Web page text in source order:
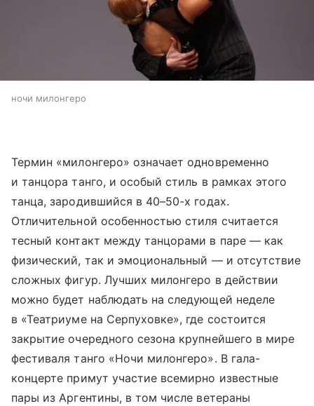
ночи милонгеро
Термин «милонгеро» означает одновременно
и танцора танго, и особый стиль в рамках этого
танца, зародившийся в 40–50-х годах.
Отличительной особенностью стиля считается
тесный контакт между танцорами в паре — как
физический, так и эмоциональный — и отсутствие
сложных фигур. Лучших милонгеро в действии
можно будет наблюдать на следующей неделе
в «Театриуме на Серпуховке», где состоится
закрытие очередного сезона крупнейшего в мире
фестиваля танго «Ночи милонгеро». В гала-
концерте примут участие всемирно известные
пары из Аргентины, в том числе ветераны